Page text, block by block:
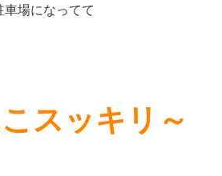
場になってて
スッキリ～